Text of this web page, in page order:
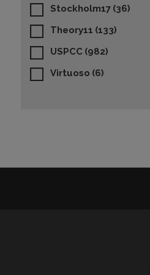
Stockholm17 (36)
Theory11 (133)
USPCC (982)
Virtuoso (6)